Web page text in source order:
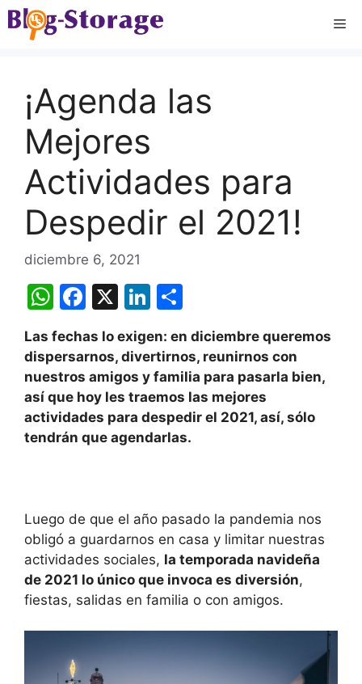
Saltar
al
¡Agenda las
Mejores
Actividades para
Despedir el 2021!
diciembre 6, 2021
W
at
s
A
p
p
F
c
e
b
o
o
X
Li
k
e
dI
n
m
p
ar
tir
Las fechas lo exigen: en diciembre queremos
dispersarnos, divertirnos, reunirnos con
nuestros amigos y familia para pasarla bien,
así que hoy les traemos las mejores
actividades para despedir el 2021, así, sólo
tendrán que agendarlas.
Luego de que el año pasado la pandemia nos
obligó a guardarnos en casa y limitar nuestras
actividades sociales, la temporada navideña
de 2021 lo único que invoca es diversión,
fiestas, salidas en familia o con amigos.